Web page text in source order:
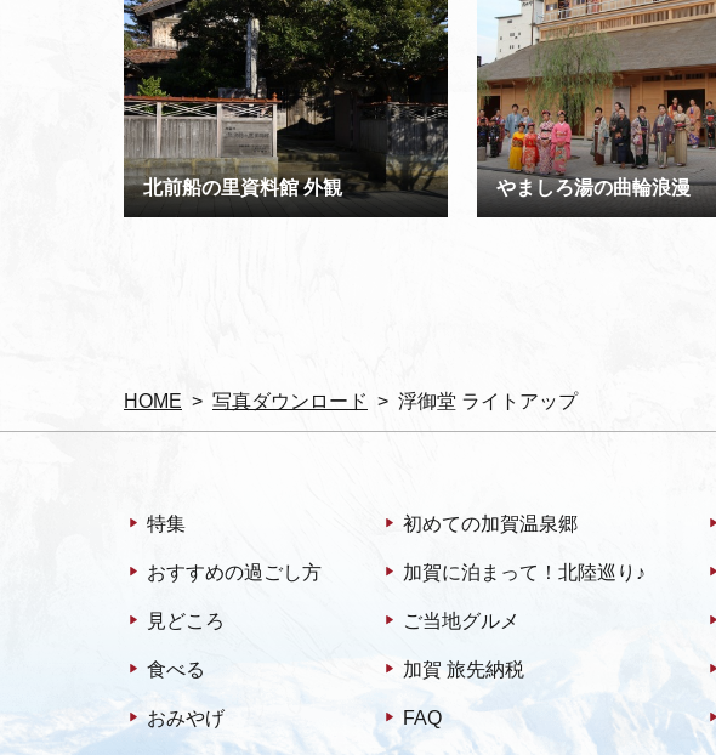
HOME 写真ダウンロード 浮御堂 ライトアップ
北前船の里資料館 外観 やましろ湯の曲輪浪漫
特集
おすすめの過ごし方
見どころ
食べる
おみやげ
初めての加賀温泉郷
加賀に泊まって！北陸巡り♪
ご当地グルメ
加賀 旅先納税
FAQ